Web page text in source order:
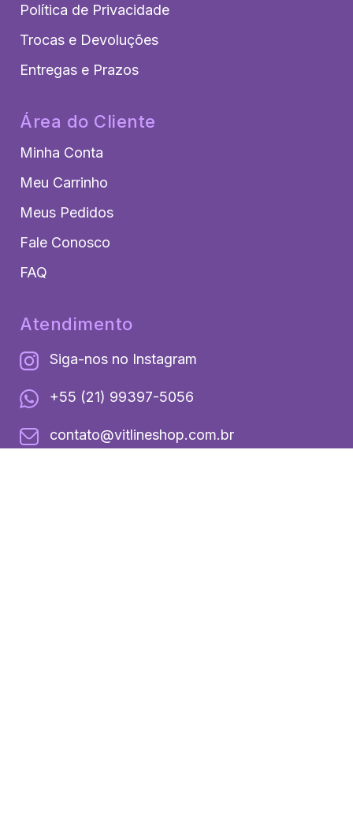
Política de Privacidade
Trocas e Devoluções
Entregas e Prazos
Área do Cliente
Minha Conta
Meu Carrinho
Meus Pedidos
Fale Conosco
FAQ
Atendimento
Siga-nos no Instagram
+55 (21) 99397-5056
contato@vitlineshop.com.br